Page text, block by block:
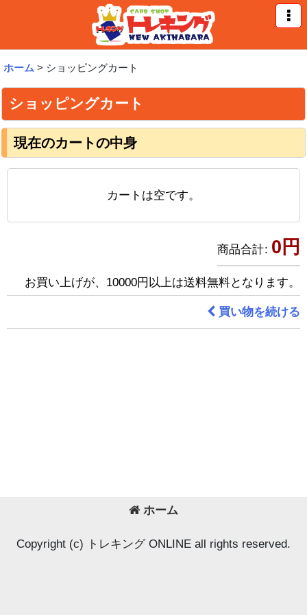
ホーム > ショッピングカート
ショッピングカート
現在のカートの中身
カートは空です。
商品合計: 0 円
お買い上げが、10000円以上は送料無料となります。
買い物を続ける
ホーム
Copyright (c) トレキング ONLINE all rights reserved.